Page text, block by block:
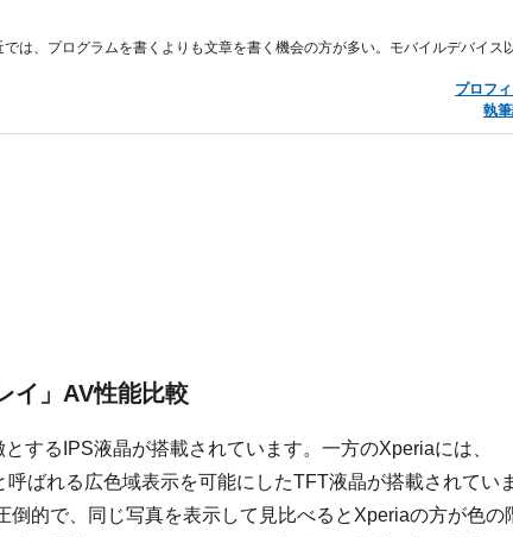
は、プログラムを書くよりも文章を書く機会の方が多い。モバイルデバイス
プロフ
執
イ」AV性能比較
するIPS液晶が搭載されています。一方のXperiaには、
呼ばれる広色域表示を可能にしたTFT液晶が搭載されてい
倒的で、同じ写真を表示して見比べるとXperiaの方が色の